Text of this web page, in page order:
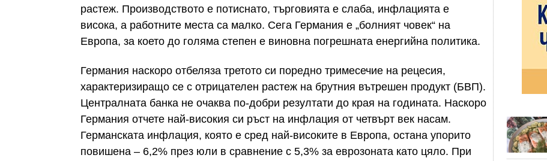
растеж. Производството е потиснато, търговията е слаба, инфлацията е
висока, а работните места са малко. Сега Германия е „болният човек“ на
Европа, за което до голяма степен е виновна погрешната енергийна политика.
Германия наскоро отбеляза третото си поредно тримесечие на рецесия,
характеризиращо се с отрицателен растеж на брутния вътрешен продукт (БВП).
Централната банка не очаква по-добри резултати до края на годината. Наскоро
Германия отчете най-високия си ръст на инфлация от четвърт век насам.
Германската инфлация, която е сред най-високите в Европа, остана упорито
повишена – 6,2% през юли в сравнение с 5,3% за еврозоната като цяло. При